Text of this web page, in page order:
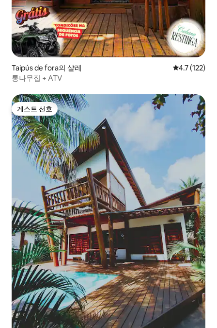
Taipús de fora의 샬레 평점 4.7점(5
4.7 (122)
통나무집 + ATV
게스트 선호
게스트 선호